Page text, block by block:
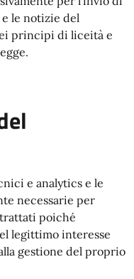
le notizie del
principi di liceità e
e analytics e le
necessarie per
trattati poiché
legittimo interesse
gestione del proprio